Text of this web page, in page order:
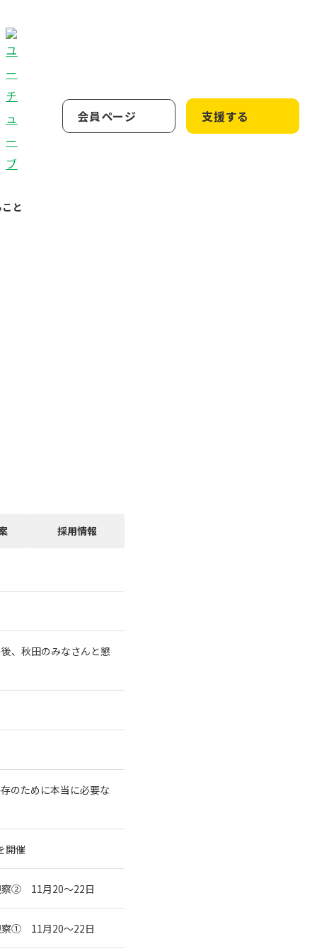
と
会員ページ 支援する
採用情報
、秋田のみなさんと懇
のために本当に必要な
開催
察② 11月20～22日
察① 11月20～22日